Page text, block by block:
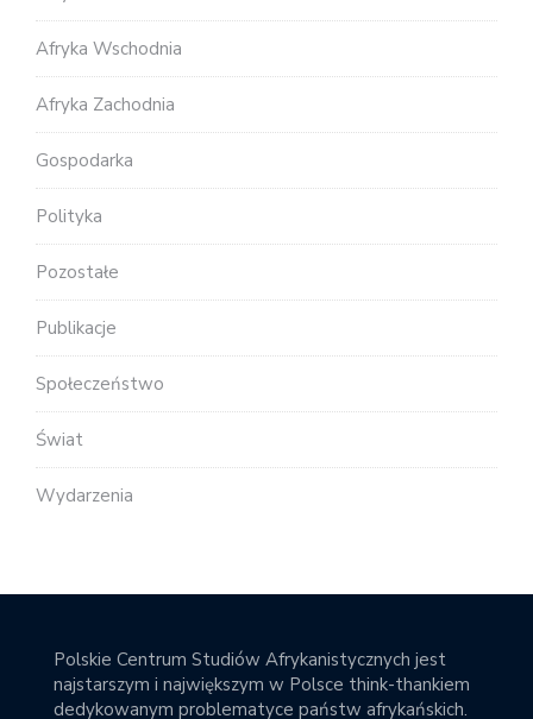
Afryka Wschodnia
Afryka Zachodnia
Gospodarka
Polityka
Pozostałe
Publikacje
Społeczeństwo
Świat
Wydarzenia
Polskie Centrum Studiów Afrykanistycznych jest
najstarszym i największym w Polsce think-thankiem
dedykowanym problematyce państw afrykańskich.